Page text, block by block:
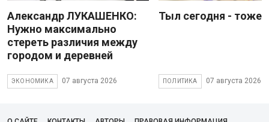
Александр ЛУКАШЕНКО:
Нужно максимально
стереть различия между
городом и деревней
ЭКОНОМИКА 07 августа 2026
Тыл сегодня - тоже
ПОЛИТИКА 07 августа 2026